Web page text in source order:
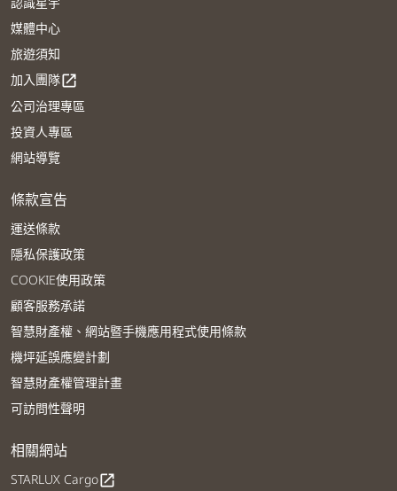
媒體中心
旅遊須知
加入團隊open_in_new
公司治理專區
投資人專區
網站導覽
條款宣告
運送條款
隱私保護政策
COOKIE使用政策
顧客服務承諾
智慧財產權、網站暨手機應用程式使用條款
機坪延誤應變計劃
智慧財產權管理計畫
可訪問性聲明
相關網站
STARLUX Cargoopen_in_new